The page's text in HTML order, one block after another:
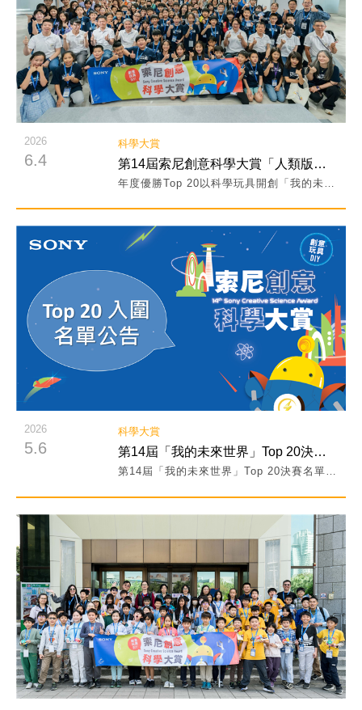
2026
6.4
科學大賞
第14屆索尼創意科學大賞「人類版自動餵食器」奪冠！
閱讀詳細內容
2026
5.6
科學大賞
第14屆「我的未來世界」Top 20決賽名單公告！
第14屆「我的未來世界」Top 20決賽名單公告！